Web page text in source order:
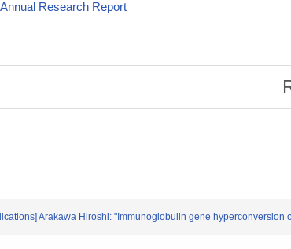
Annual Research Report
Arakawa Hiroshi: "Immunoglobulin gene